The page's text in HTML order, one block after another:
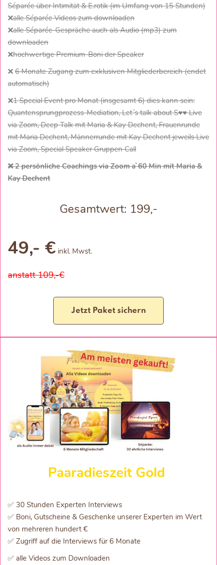
Séparée über Intimität & E.rotik (im Umfang von 15 Stunden)
❌alle Séparée Videos zum downloaden
❌alle Séparée-Gespräche auch als Audio (mp3) zum
downloaden
❌hochwertige Premium-Boni der Speaker
❌ 6 Monate Zugang zum exklusiven Mitgliederbereich (endet
automatisch)
❌1 Special Event pro Monat (insgesamt 6) dies kann sein:
Quantensprungprozess-Mediation, Let´s talk about S♥♥ Live
via Zoom, Deep Talk mit Maria & Kay Dechent, Frauenrunde
mit Maria Dechent, Männerrunde mit Kay Dechent jeweils Live
via Zoom, Special Speaker Gruppen Call
❌ 2 persönliche Coachings via Zoom a`60 Min mit Maria &
Kay Dechent
Gesamtwert: 199,-
49,- € inkl. Mwst.
anstatt 109,-€
Jetzt Paket sichern
Paaradieszeit Gold
✅ 30 Stunden Experten Interviews
✅ Boni, Gutscheine & Geschenke unserer Experten im Wert
von mehreren hundert €
✅ Zugriff auf die Interviews für 6 Monate
✅ alle Videos zum Downloaden